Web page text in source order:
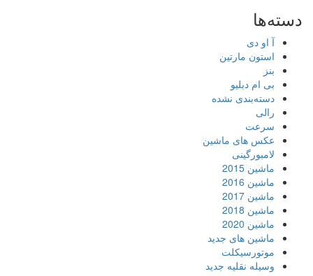
دسته‌ها
آ او دی
استون مارتین
بنز
بی ام دبلیو
دسته‌بندی نشده
رالی
سرعت
عکس های ماشین
لامبورگینی
ماشین 2015
ماشین 2016
ماشین 2017
ماشین 2018
ماشین 2020
ماشین های جدید
موتورسیکلت
وسیله نقلیه جدید